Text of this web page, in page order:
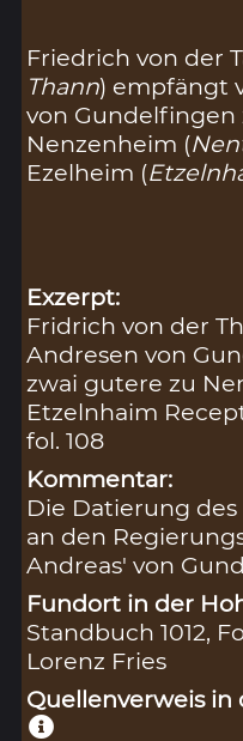
Friedrich von der
Thann) empfängt
von Gundelfingen
Nenzenheim (
Ezelheim (
Exzerpt:
Fridrich von der
Andresen von
zwai gutere zu
Etzelnhaim
fol. 108
Kommentar:
Die Datierung
an den
Andreas' von
Fundort in der
Standbuch 1012,
Lorenz Fries
Quellenverweis in